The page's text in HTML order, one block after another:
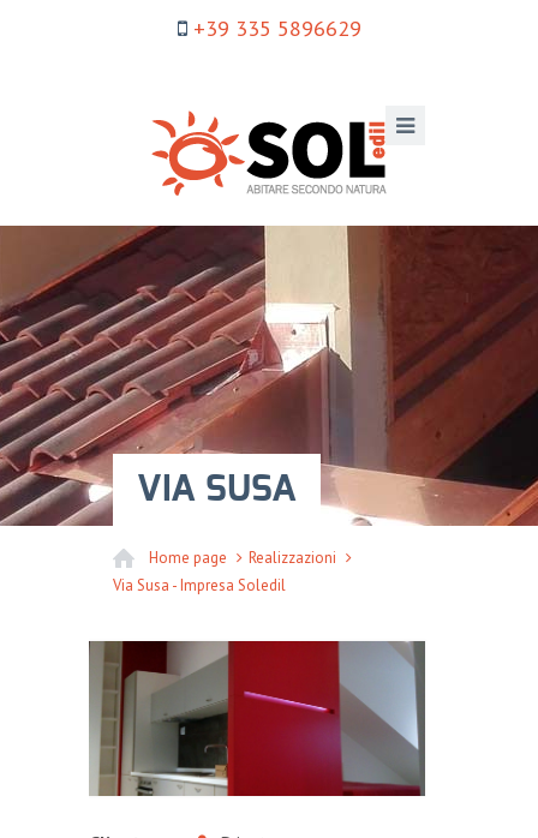
+39 335 5896629
VIA SUSA
Home page
Realizzazioni
Via Susa - Impresa Soledil